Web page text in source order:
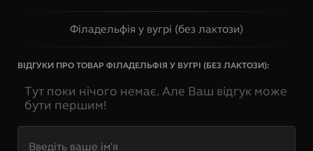
Філадельфія у вугрі (без лактози)
ВІДГУКИ ПРО ТОВАР ФІЛАДЕЛЬФІЯ У ВУГРІ (БЕЗ ЛАКТОЗИ):
Тут поки нічого немає. Але Ваш відгук може
бути першим!